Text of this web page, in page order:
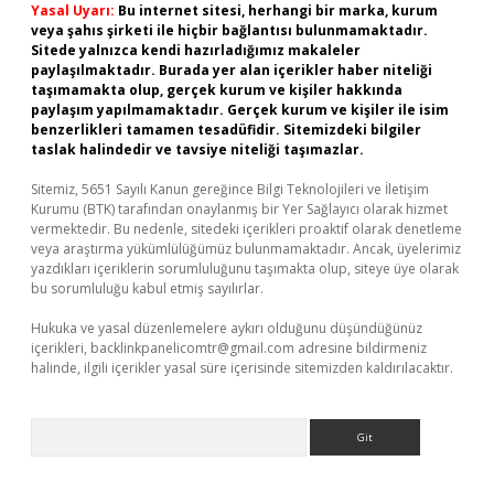
Yasal Uyarı: Bu internet sitesi, herhangi bir marka, kurum
veya şahıs şirketi ile hiçbir bağlantısı bulunmamaktadır.
Sitede yalnızca kendi hazırladığımız makaleler
paylaşılmaktadır. Burada yer alan içerikler haber niteliği
taşımamakta olup, gerçek kurum ve kişiler hakkında
paylaşım yapılmamaktadır. Gerçek kurum ve kişiler ile isim
benzerlikleri tamamen tesadüfidir. Sitemizdeki bilgiler
taslak halindedir ve tavsiye niteliği taşımazlar.
Sitemiz, 5651 Sayılı Kanun gereğince Bilgi Teknolojileri ve İletişim
Kurumu (BTK) tarafından onaylanmış bir Yer Sağlayıcı olarak hizmet
vermektedir. Bu nedenle, sitedeki içerikleri proaktif olarak denetleme
veya araştırma yükümlülüğümüz bulunmamaktadır. Ancak, üyelerimiz
yazdıkları içeriklerin sorumluluğunu taşımakta olup, siteye üye olarak
bu sorumluluğu kabul etmiş sayılırlar.
Hukuka ve yasal düzenlemelere aykırı olduğunu düşündüğünüz
içerikleri, backlinkpanelicomtr@gmail.com adresine bildirmeniz
halinde, ilgili içerikler yasal süre içerisinde sitemizden kaldırılacaktır.